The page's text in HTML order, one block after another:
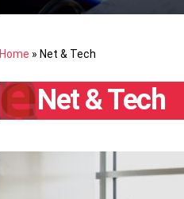
Home » Net & Tech
Net & Tech